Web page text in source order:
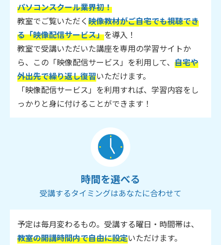
パソコンスクール業界初！
教室でご覧いただく映像教材がご自宅でも視聴でき
る「映像配信サービス」を導入！
教室で受講いただいた講座を専用の学習サイトか
ら、この「映像配信サービス」を利用して、 自宅や
外出先で繰り返し復習いただけます。
「映像配信サービス」を利用すれば、学習内容をし
っかりと身に付けることができます！
時間を選べる
受講するタイミングはあなたに合わせて
予定は毎月変わるもの。受講する曜日・時間帯は、
教室の開講時間内で自由に設定いただけます。